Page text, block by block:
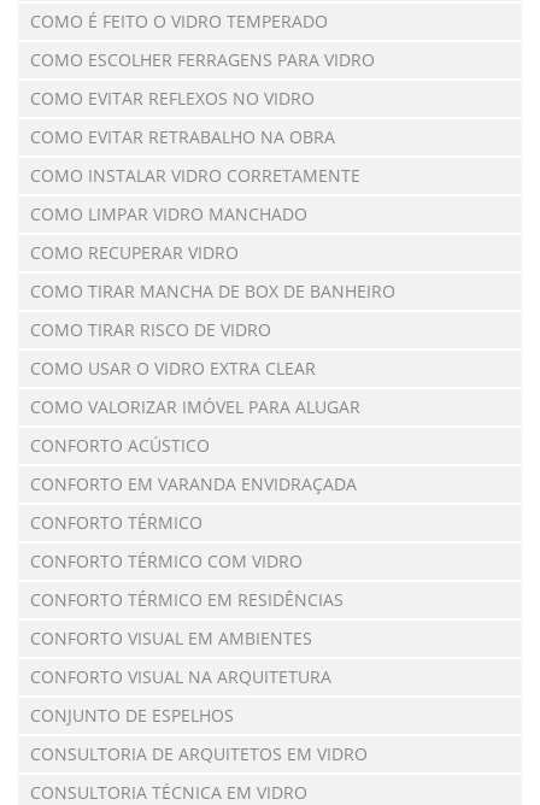
COMO É FEITO O VIDRO TEMPERADO
COMO ESCOLHER FERRAGENS PARA VIDRO
COMO EVITAR REFLEXOS NO VIDRO
COMO EVITAR RETRABALHO NA OBRA
COMO INSTALAR VIDRO CORRETAMENTE
COMO LIMPAR VIDRO MANCHADO
COMO RECUPERAR VIDRO
COMO TIRAR MANCHA DE BOX DE BANHEIRO
COMO TIRAR RISCO DE VIDRO
COMO USAR O VIDRO EXTRA CLEAR
COMO VALORIZAR IMÓVEL PARA ALUGAR
CONFORTO ACÚSTICO
CONFORTO EM VARANDA ENVIDRAÇADA
CONFORTO TÉRMICO
CONFORTO TÉRMICO COM VIDRO
CONFORTO TÉRMICO EM RESIDÊNCIAS
CONFORTO VISUAL EM AMBIENTES
CONFORTO VISUAL NA ARQUITETURA
CONJUNTO DE ESPELHOS
CONSULTORIA DE ARQUITETOS EM VIDRO
CONSULTORIA TÉCNICA EM VIDRO